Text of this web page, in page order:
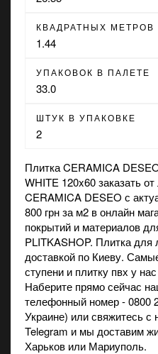
КВАДРАТНЫХ МЕТРОВ
1.44
УПАКОВОК В ПАЛЕТЕ
33.0
ШТУК В УПАКОВКЕ
2
Плитка CERAMICA
WHITE 120x60 заказать
CERAMICA DESEO с
800 грн за м2 вонлайн
покрытий и материалов
PLITKASHOP. Плитка
доставкой по Киеву.
ступени и плитку пвх у
Наберите прямо сейчас
телефонный номер - 0800
Украине) или свяжитесь
Telegram и мы доставим
Харьков или Мариуполь.